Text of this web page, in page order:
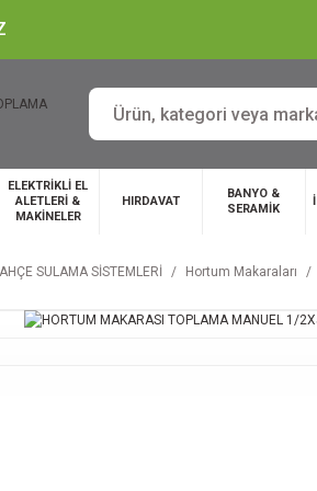
ELEKTRİKLİ EL
ALETLERİ &
MAKİNELER
HIRDAVAT
BANYO &
SERAMİK
SULAMA SİSTEMLERİ Hortum Makaraları